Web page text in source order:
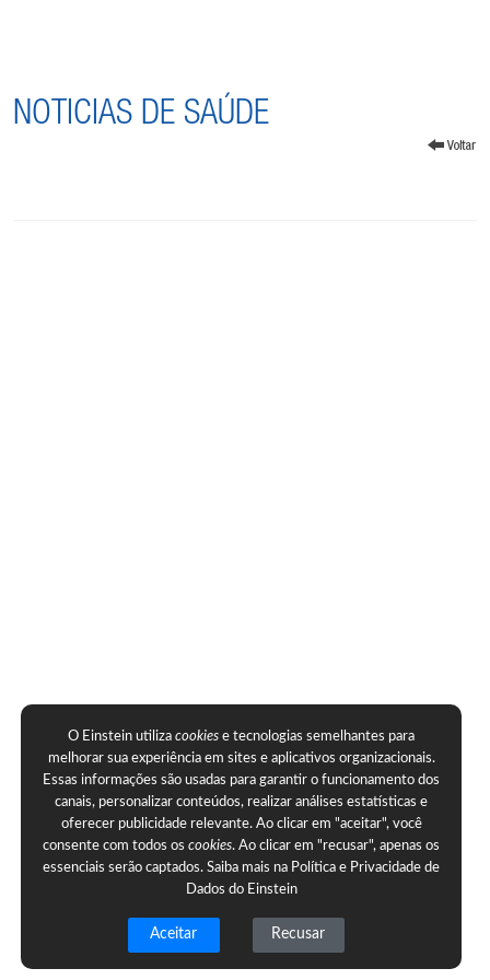
NOTICIAS DE SAÚDE
O Einstein utilizacookies e tecnologias semelhantes para
melhorar sua experiência em sites e aplicativos organizacionais.
Essas informações são usadas para garantir o funcionamento dos
canais, personalizar conteúdos, realizar análises estatísticas e
oferecer publicidade relevante. Ao clicar em "aceitar", você
consente com todos oscookies. Ao clicar em "recusar", apenas os
essenciais serão captados. Saiba mais na Política e Privacidade de
Dados do Einstein
Aceitar Recusar